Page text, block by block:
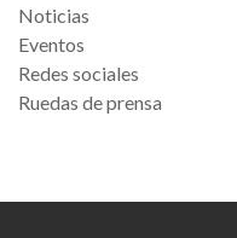
Noticias
Eventos
Redes sociales
Ruedas de prensa